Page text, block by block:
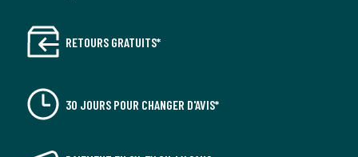
RETOURS GRATUITS*
30 JOURS POUR CHANGER D'AVIS*